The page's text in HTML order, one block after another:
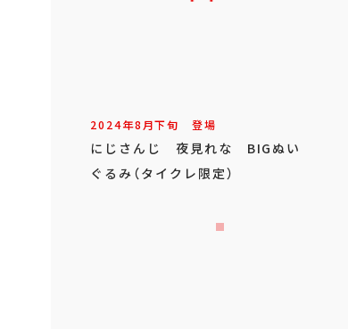
2024年8月下旬 登場
にじさんじ 夜見れな BIGぬい
ぐるみ（タイクレ限定）